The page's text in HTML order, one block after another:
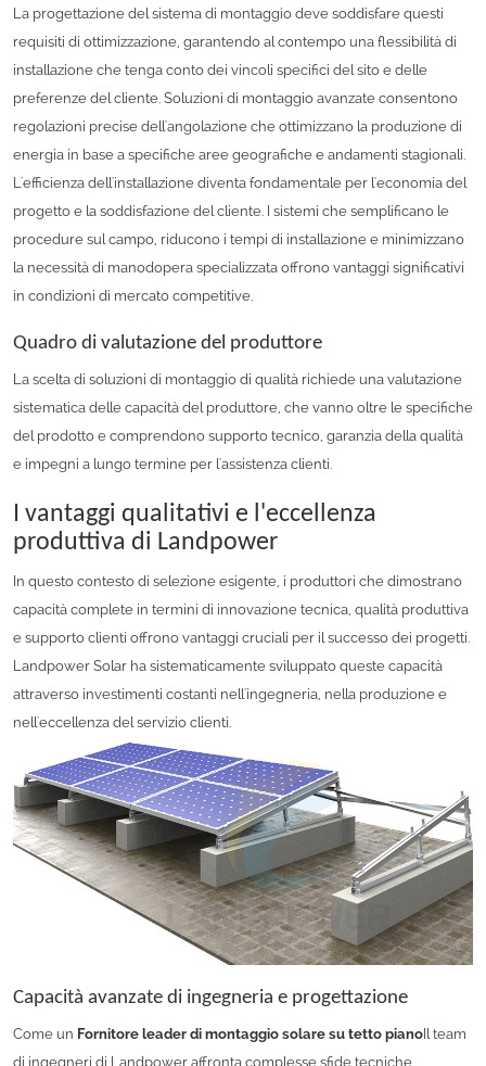
La progettazione del sistema di montaggio deve soddisfare questi
requisiti di ottimizzazione, garantendo al contempo una flessibilità di
installazione che tenga conto dei vincoli specifici del sito e delle
preferenze del cliente. Soluzioni di montaggio avanzate consentono
regolazioni precise dell'angolazione che ottimizzano la produzione di
energia in base a specifiche aree geografiche e andamenti stagionali.
L'efficienza dell'installazione diventa fondamentale per l'economia del
progetto e la soddisfazione del cliente. I sistemi che semplificano le
procedure sul campo, riducono i tempi di installazione e minimizzano
la necessità di manodopera specializzata offrono vantaggi significativi
in ​​condizioni di mercato competitive.
Quadro di valutazione del produttore
La scelta di soluzioni di montaggio di qualità richiede una valutazione
sistematica delle capacità del produttore, che vanno oltre le specifiche
del prodotto e comprendono supporto tecnico, garanzia della qualità
e impegni a lungo termine per l'assistenza clienti.
I vantaggi qualitativi e l'eccellenza
produttiva di Landpower
In questo contesto di selezione esigente, i produttori che dimostrano
capacità complete in termini di innovazione tecnica, qualità produttiva
e supporto clienti offrono vantaggi cruciali per il successo dei progetti.
Landpower Solar ha sistematicamente sviluppato queste capacità
attraverso investimenti costanti nell'ingegneria, nella produzione e
nell'eccellenza del servizio clienti.
Capacità avanzate di ingegneria e progettazione
Come un Fornitore leader di montaggio solare su tetto piano Il team
di ingegneri di Landpower affronta complesse sfide tecniche